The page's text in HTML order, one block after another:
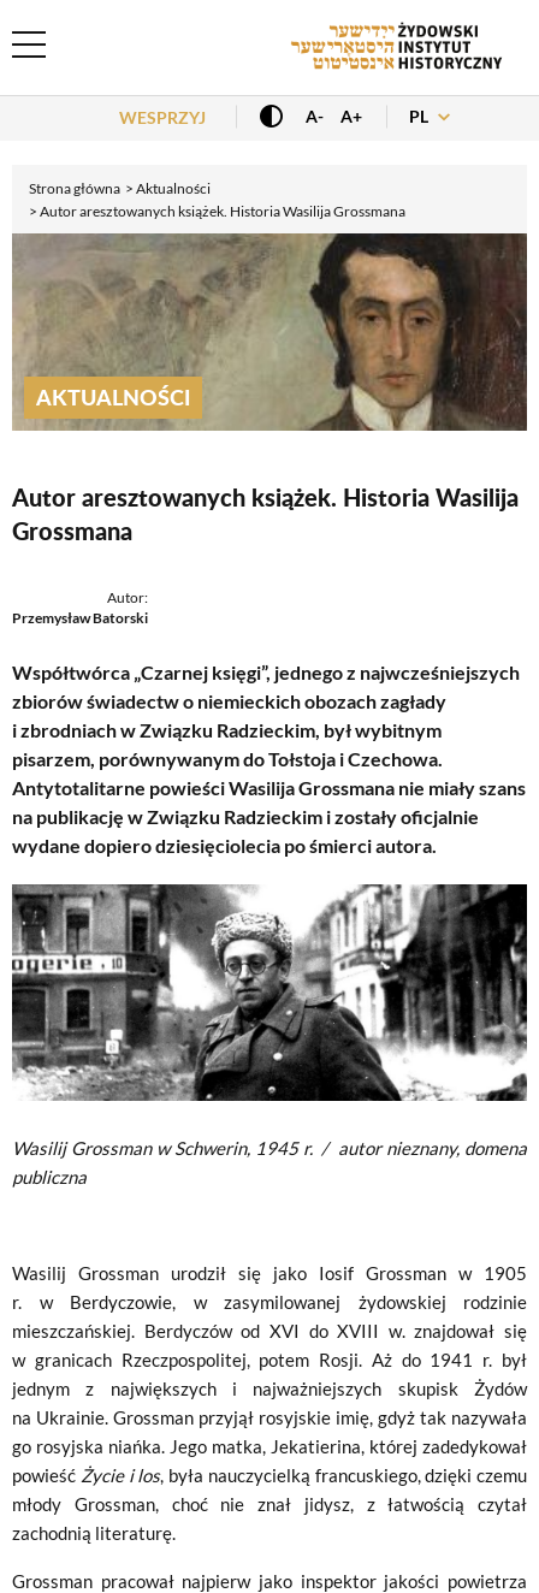
Header Menu
WESPRZYJ A- A+ PL
Strona główna
Aktualności
Autor aresztowanych książek. Historia Wasilija Grossmana
AKTUALNOŚCI
Autor aresztowanych książek. Historia Wasilija
Grossmana
Autor:
Przemysław Batorski
Współtwórca „Czarnej księgi”, jednego z najwcześniejszych
zbiorów świadectw o niemieckich obozach zagłady
i zbrodniach w Związku Radzieckim, był wybitnym
pisarzem, porównywanym do Tołstoja i Czechowa.
Antytotalitarne powieści Wasilija Grossmana nie miały szans
na publikację w Związku Radzieckim i zostały oficjalnie
wydane dopiero dziesięciolecia po śmierci autora.
Wasilij Grossman w Schwerin, 1945 r./ autor nieznany, domena
publiczna
Wasilij Grossman urodził się jako Iosif Grossman w 1905
r. w Berdyczowie, w zasymilowanej żydowskiej rodzinie
mieszczańskiej. Berdyczów od XVI do XVIII w. znajdował się
w granicach Rzeczpospolitej, potem Rosji. Aż do 1941 r. był
jednym z największych i najważniejszych skupisk Żydów
na Ukrainie. Grossman przyjął rosyjskie imię, gdyż tak nazywała
go rosyjska niańka. Jego matka, Jekatierina, której zadedykował
powieść Życie i los, była nauczycielką francuskiego, dzięki czemu
młody Grossman, choć nie znał jidysz, z łatwością czytał
zachodnią literaturę.
Grossman pracował najpierw jako inspektor jakości powietrza